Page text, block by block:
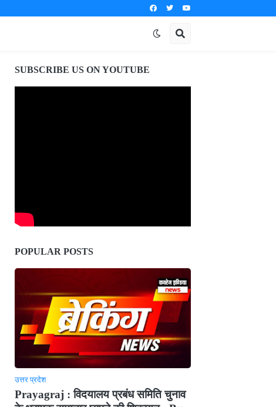
SUBSCRIBE US ON YOUTUBE
POPULAR POSTS
उत्तर प्रदेश
Prayagraj : विदयालय प्रबंध समिति चुनाव